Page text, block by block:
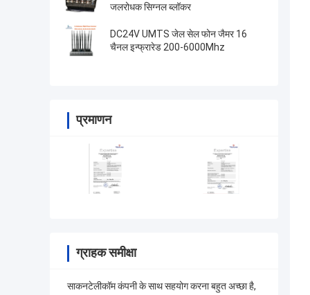
जलरोधक सिग्नल ब्लॉकर
DC24V UMTS जेल सेल फोन जैमर 16
चैनल इन्फ्रारेड 200-6000Mhz
प्रमाणन
ग्राहक समीक्षा
साकनटेलीकॉम कंपनी के साथ सहयोग करना बहुत अच्छा है,